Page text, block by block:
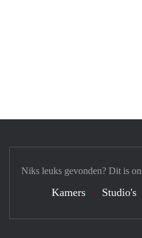
Niks leuks gevonden? Dit is
Kamers Studio's